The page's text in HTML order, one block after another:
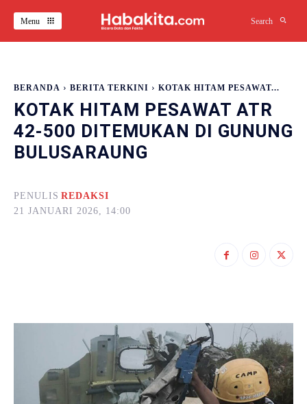
Menu Search
BERANDA BERITA TERKINI KOTAK HITAM PESAWAT...
KOTAK HITAM PESAWAT ATR
42-500 DITEMUKAN DI GUNUNG
BULUSARAUNG
PENULIS REDAKSI
21 JANUARI 2026, 14:00